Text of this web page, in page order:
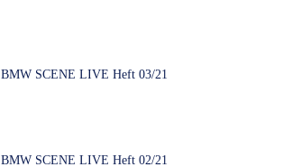
BMW SCENE LIVE Heft 03/21
BMW SCENE LIVE Heft 02/21